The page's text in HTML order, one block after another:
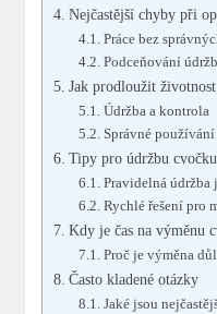
Nejčastější chyby při
Práce bez
Podceňování
Jak prodloužit
Údržba a kontrola
Správné používání
Tipy pro údržbu cvočku
Pravidelná údržba
Rychlé řešení pro
Kdy je čas na výměnu
Proč je výměna
Často kladené otázky
Jaké jsou